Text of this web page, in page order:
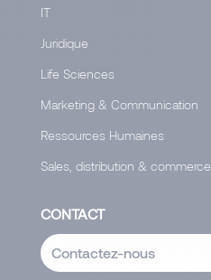
IT
Juridique
Life Sciences
Marketing & Communication
Ressources Humaines
Sales, distribution & commerce
CONTACT
Contactez-nous